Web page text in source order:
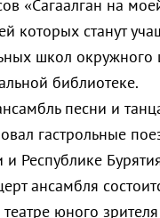
«Сагаалган на
которых станут
ных школ окружного
библиотеке.
песни и
гастрольные
и Республике
ансамбля
юного